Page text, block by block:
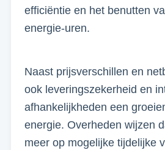
efficiëntie en het benutten
energie-uren.
Naast prijsverschillen en
ook leveringszekerheid en
afhankelijkheden een
energie. Overheden wijzen
meer op mogelijke tijdelijke